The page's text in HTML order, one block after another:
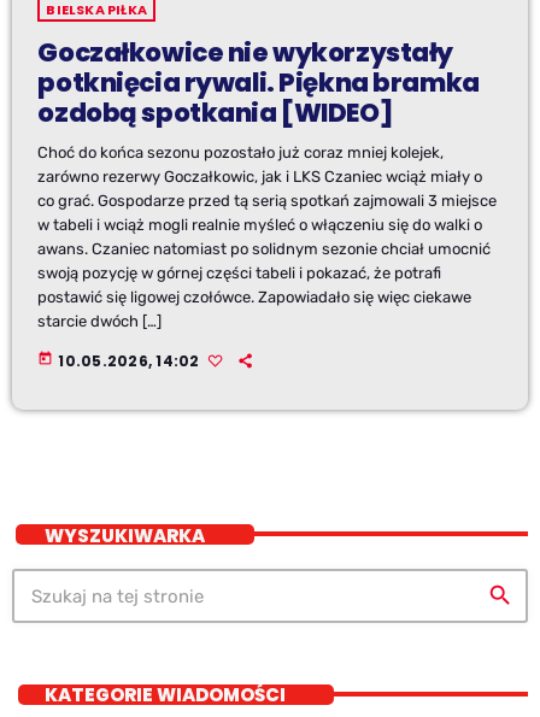
BIELSKA PIŁKA
Goczałkowice nie wykorzystały
potknięcia rywali. Piękna bramka
ozdobą spotkania [WIDEO]
Choć do końca sezonu pozostało już coraz mniej kolejek,
zarówno rezerwy Goczałkowic, jak i LKS Czaniec wciąż miały o
co grać. Gospodarze przed tą serią spotkań zajmowali 3 miejsce
w tabeli i wciąż mogli realnie myśleć o włączeniu się do walki o
awans. Czaniec natomiast po solidnym sezonie chciał umocnić
swoją pozycję w górnej części tabeli i pokazać, że potrafi
postawić się ligowej czołówce. Zapowiadało się więc ciekawe
starcie dwóch […]
today 10.05.2026, 14:02
WYSZUKIWARKA
search
KATEGORIE WIADOMOŚCI